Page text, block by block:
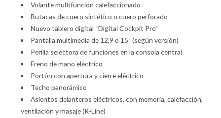
Volante multifunción calefaccionado
Butacas de cuero sintético o cuero perforado
Nuevo tablero digital “Digital Cockpit Pro”
Pantalla multimedia de 12,9 o 15” (según versión)
Perilla selectora de funciones en la consola central
Freno de mano eléctrico
Portón con apertura y cierre eléctrico
Techo panorámico
Asientos delanteros eléctricos, con memoria, calefacción,
ventilación y masaje (R-Line)